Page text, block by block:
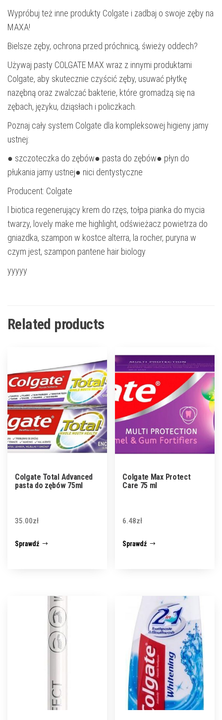
Wypróbuj też inne produkty Colgate i zadbaj o swoje zęby na
MAXA!
Bielsze zęby, ochrona przed próchnicą, świeży oddech?
Używaj pasty COLGATE MAX wraz z innymi produktami
Colgate, aby skutecznie czyścić zęby, usuwać płytkę
nazębną oraz zwalczać bakterie, które gromadzą się na
zębach, języku, dziąsłach i policzkach.
Poznaj cały system Colgate dla kompleksowej higieny jamy
ustnej:
● szczoteczka do zębów● pasta do zębów● płyn do
płukania jamy ustnej● nici dentystyczne
Producent: Colgate
l biotica regenerujący krem do rzęs, tołpa pianka do mycia
twarzy, lovely make me highlight, odświeżacz powietrza do
gniazdka, szampon w kostce alterra, la rocher, puryna w
czym jest, szampon pantene hair biology
yyyyy
Related products
Colgate Total Advanced
pasta do zębów 75ml
35.00zł
Sprawdź
Colgate Max Protect
Care 75 ml
6.48zł
Sprawdź